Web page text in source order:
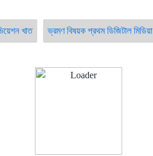
খাত ভ্রমণ বিষয়ক প্রথম ডিজিটাল মিডিয়া